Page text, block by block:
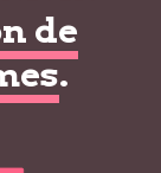
de
.